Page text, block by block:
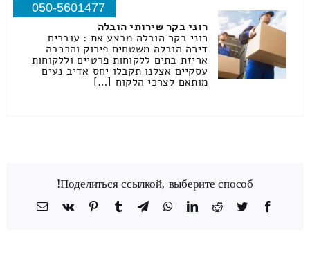
050-5601477
רוני בקר שירותי הובלה
רוני בקר הובלה מבצע את : עוברים
דירה הובלה משטחים פירוק והרכבה
אריזת בתים ללקוחות פרטיים וללקוחות
עסקיים אצלנו תקבלו יחס אדיב נעים
מותאם לצרכי הלקוח […]
Поделиться ссылкой, выберите способ!
Facebook
Twitter
Reddit
LinkedIn
WhatsApp
Telegram
Tumblr
Pinterest
Vk
כתובת